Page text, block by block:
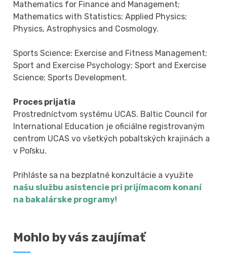
Mathematics for Finance and Management;
Mathematics with Statistics; Applied Physics;
Physics, Astrophysics and Cosmology.
Sports Science: Exercise and Fitness Management;
Sport and Exercise Psychology; Sport and Exercise
Science; Sports Development.
Proces prijatia
Prostredníctvom systému UCAS. Baltic Council for
International Education je oficiálne registrovaným
centrom UCAS vo všetkých pobaltských krajinách a
v Poľsku.
Prihláste sa na bezplatné konzultácie a využite
našu službu asistencie pri prijímacom konaní
na bakalárske programy!
Mohlo by vás zaujímať